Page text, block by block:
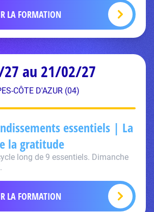
LA FORMATION
au 21/02/27
CÔTE D'AZUR (04)
essentiels | La
la gratitude
long de 9 essentiels. Dimanche
LA FORMATION